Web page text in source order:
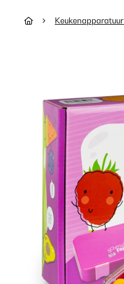
Keukenapparatuur